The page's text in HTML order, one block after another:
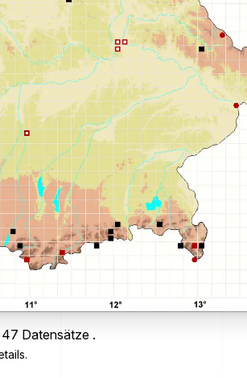
Datensätze .